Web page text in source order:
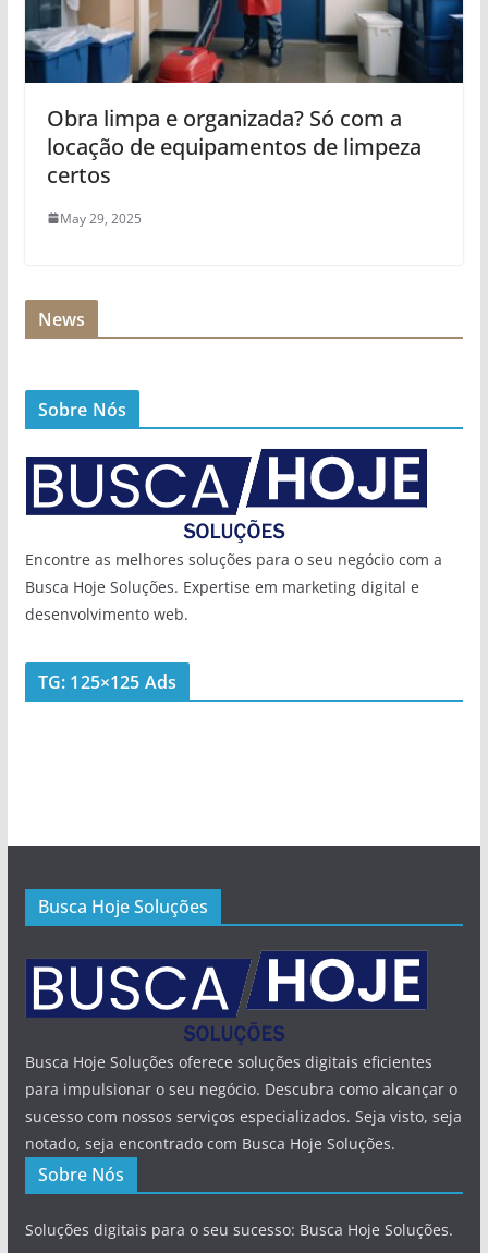
Obra limpa e organizada? Só com a
locação de equipamentos de limpeza
certos
May 29, 2025
News
Sobre Nós
Encontre as melhores soluções para o seu negócio com a
Busca Hoje Soluções. Expertise em marketing digital e
desenvolvimento web.
TG: 125×125 Ads
Busca Hoje Soluções
Busca Hoje Soluções oferece soluções digitais eficientes
para impulsionar o seu negócio. Descubra como alcançar o
sucesso com nossos serviços especializados. Seja visto, seja
notado, seja encontrado com Busca Hoje Soluções.
Sobre Nós
Soluções digitais para o seu sucesso: Busca Hoje Soluções.